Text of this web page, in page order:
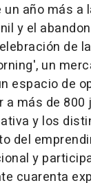
año más a
y el
de
un
espacio de
a más de 800
y los
del
y
cuarenta